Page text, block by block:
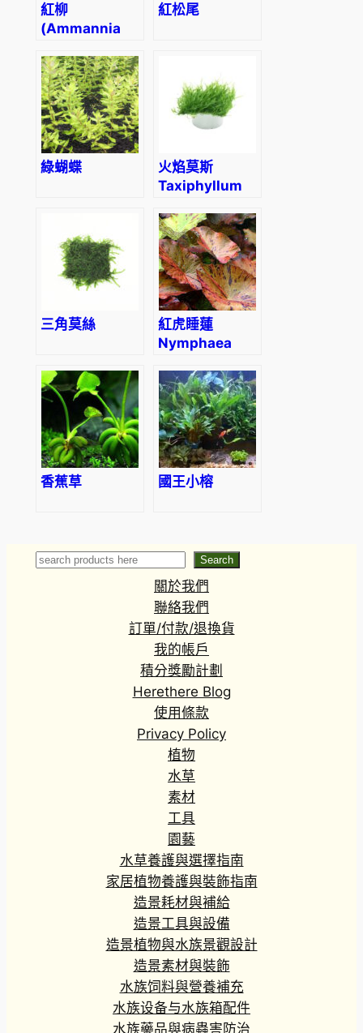
紅柳
(Ammannia
紅松尾
綠蝴蝶
火焰莫斯
Taxiphyllum
三角莫絲
紅虎睡蓮
Nymphaea
香蕉草 國王小榕
Search Search
關於我們
聯絡我們
訂單/付款/退換貨
我的帳戶
積分獎勵計劃
Herethere Blog
使用條款
Privacy Policy
植物
水草
素材
工具
園藝
水草養護與選擇指南
家居植物養護與裝飾指南
造景耗材與補給
造景工具與設備
造景植物與水族景觀設計
造景素材與裝飾
水族饲料與營養補充
水族设备与水族箱配件
水族藥品與病蟲害防治